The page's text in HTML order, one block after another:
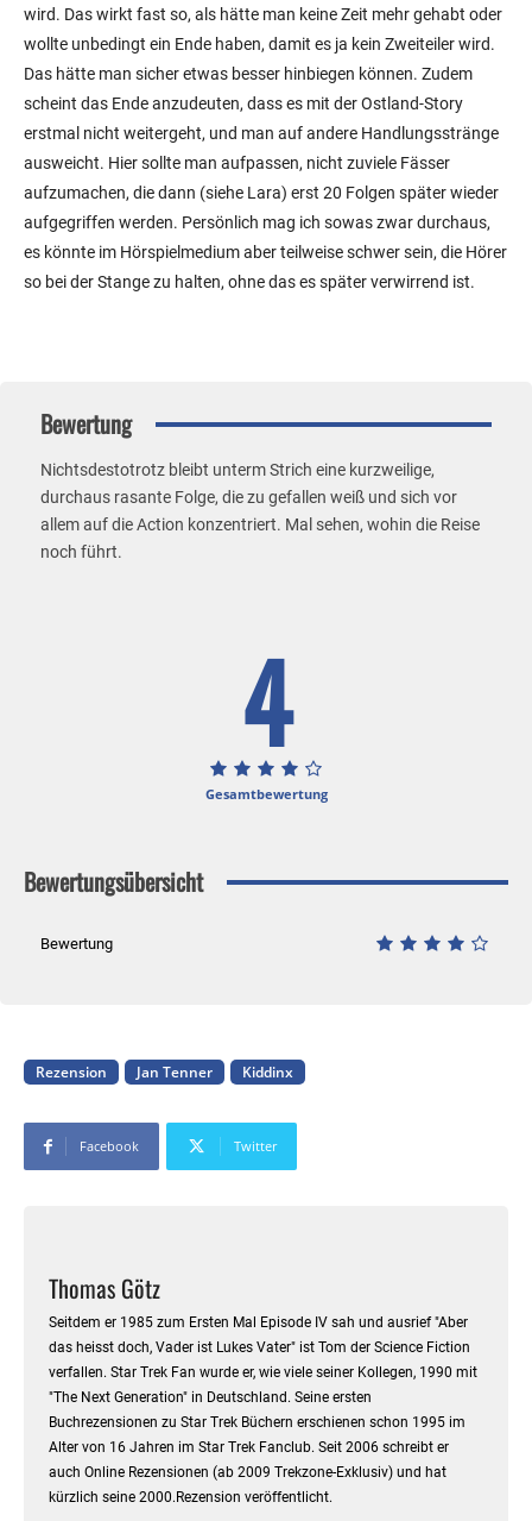
wird. Das wirkt fast so, als hätte man keine Zeit mehr gehabt oder
wollte unbedingt ein Ende haben, damit es ja kein Zweiteiler wird.
Das hätte man sicher etwas besser hinbiegen können. Zudem
scheint das Ende anzudeuten, dass es mit der Ostland-Story
erstmal nicht weitergeht, und man auf andere Handlungsstränge
ausweicht. Hier sollte man aufpassen, nicht zuviele Fässer
aufzumachen, die dann (siehe Lara) erst 20 Folgen später wieder
aufgegriffen werden. Persönlich mag ich sowas zwar durchaus,
es könnte im Hörspielmedium aber teilweise schwer sein, die Hörer
so bei der Stange zu halten, ohne das es später verwirrend ist.
Bewertung
Nichtsdestotrotz bleibt unterm Strich eine kurzweilige,
durchaus rasante Folge, die zu gefallen weiß und sich vor
allem auf die Action konzentriert. Mal sehen, wohin die Reise
noch führt.
4
Gesamtbewertung
Bewertungsübersicht
Bewertung
Rezension Jan Tenner Kiddinx
Facebook Twitter
Thomas Götz
Seitdem er 1985 zum Ersten Mal Episode IV sah und ausrief "Aber
das heisst doch, Vader ist Lukes Vater" ist Tom der Science Fiction
verfallen. Star Trek Fan wurde er, wie viele seiner Kollegen, 1990 mit
"The Next Generation" in Deutschland. Seine ersten
Buchrezensionen zu Star Trek Büchern erschienen schon 1995 im
Alter von 16 Jahren im Star Trek Fanclub. Seit 2006 schreibt er
auch Online Rezensionen (ab 2009 Trekzone-Exklusiv) und hat
kürzlich seine 2000.Rezension veröffentlicht.